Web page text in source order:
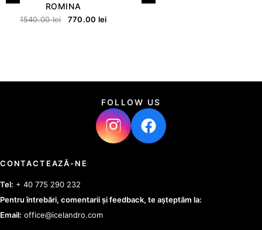
ROMINA
1540.00lei 770.00 lei
FOLLOW US
CONTACTEAZĂ-NE
Tel: + 40 775 290 232
Pentru întrebări, comentarii și feedback, te așteptăm la:
Email: office@icelandro.com